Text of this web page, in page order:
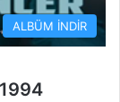
ALBÜM İNDİR